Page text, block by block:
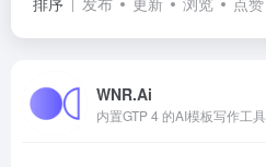
WNR.Ai
内置GTP 4 的AI模板写作工具